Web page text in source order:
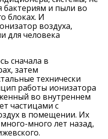
бактериям и пыли во
блоках. И
воздуха,
для человека
сначала в
затем
технически
работы ионизатора
во внутреннем
частицами с
в помещении. Их
много лет назад,